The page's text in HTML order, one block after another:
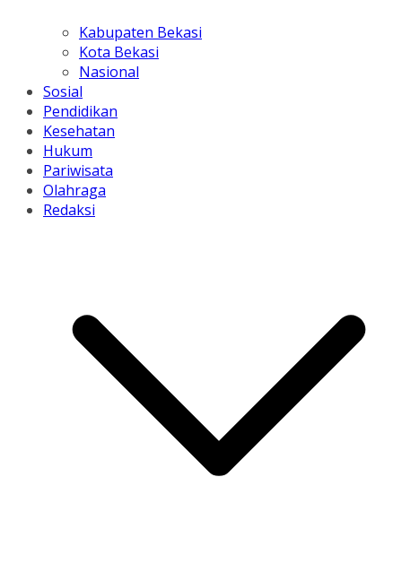
Kabupaten Bekasi
Kota Bekasi
Nasional
Sosial
Pendidikan
Kesehatan
Hukum
Pariwisata
Olahraga
Redaksi